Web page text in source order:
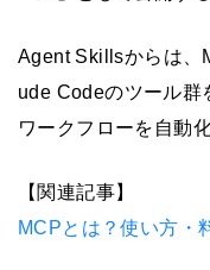
Agent Skillsからは、
ude Codeのツール群
ワークフローを自動
【関連記事】
MCPとは？使い方・